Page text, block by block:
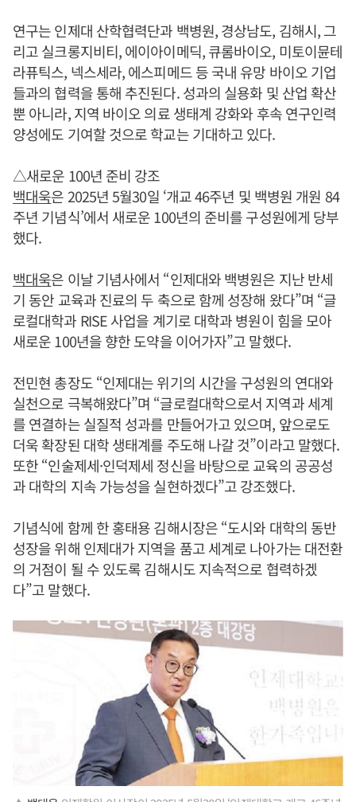
연구는 인제대 산학협력단과 백병원, 경상남도, 김해시, 그
리고 실크롱지비티, 에이아이메딕, 큐롬바이오, 미토이뮨테
라퓨틱스, 넥스세라, 에스피메드 등 국내 유망 바이오 기업
들과의 협력을 통해 추진된다. 성과의 실용화 및 산업 확산
뿐 아니라, 지역 바이오 의료 생태계 강화와 후속 연구인력
양성에도 기여할 것으로 학교는 기대하고 있다.
△새로운 100년 준비 강조
백대욱은 2025년 5월30일 ‘개교 46주년 및 백병원 개원 84
주년 기념식’에서 새로운 100년의 준비를 구성원에게 당부
했다.
백대욱은 이날 기념사에서 “인제대와 백병원은 지난 반세
기 동안 교육과 진료의 두 축으로 함께 성장해 왔다”며 “글
로컬대학과 RISE 사업을 계기로 대학과 병원이 힘을 모아
새로운 100년을 향한 도약을 이어가자”고 말했다.
전민현 총장도 “인제대는 위기의 시간을 구성원의 연대와
실천으로 극복해왔다”며 “글로컬대학으로서 지역과 세계
를 연결하는 실질적 성과를 만들어가고 있으며, 앞으로도
더욱 확장된 대학 생태계를 주도해 나갈 것”이라고 말했다.
또한 “인술제세·인덕제세 정신을 바탕으로 교육의 공공성
과 대학의 지속 가능성을 실현하겠다”고 강조했다.
기념식에 함께 한 홍태용 김해시장은 “도시와 대학의 동반
성장을 위해 인제대가 지역을 품고 세계로 나아가는 대전환
의 거점이 될 수 있도록 김해시도 지속적으로 협력하겠
다”고 말했다.